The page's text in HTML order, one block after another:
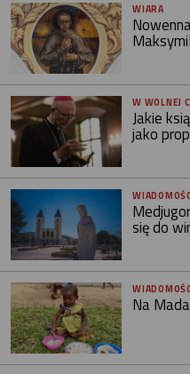
WIARA
W WOLNEJ
Jakie
jako
się do
Na